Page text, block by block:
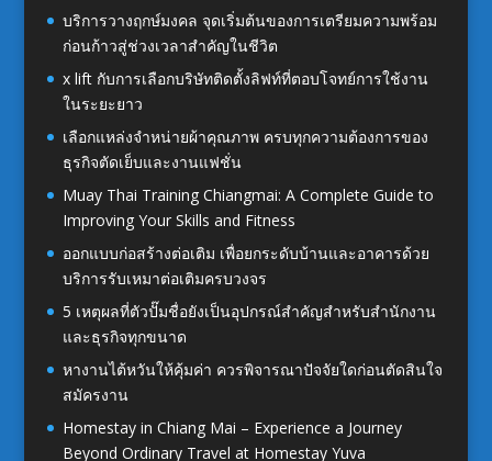
บริการวางฤกษ์มงคล จุดเริ่มต้นของการเตรียมความพร้อม
ก่อนก้าวสู่ช่วงเวลาสำคัญในชีวิต
x lift กับการเลือกบริษัทติดตั้งลิฟท์ที่ตอบโจทย์การใช้งาน
ในระยะยาว
เลือกแหล่งจำหน่ายผ้าคุณภาพ ครบทุกความต้องการของ
ธุรกิจตัดเย็บและงานแฟชั่น
Muay Thai Training Chiangmai: A Complete Guide to
Improving Your Skills and Fitness
ออกแบบก่อสร้างต่อเติม เพื่อยกระดับบ้านและอาคารด้วย
บริการรับเหมาต่อเติมครบวงจร
5 เหตุผลที่ตัวปั๊มชื่อยังเป็นอุปกรณ์สำคัญสำหรับสำนักงาน
และธุรกิจทุกขนาด
หางานไต้หวันให้คุ้มค่า ควรพิจารณาปัจจัยใดก่อนตัดสินใจ
สมัครงาน
Homestay in Chiang Mai – Experience a Journey
Beyond Ordinary Travel at Homestay Yuva